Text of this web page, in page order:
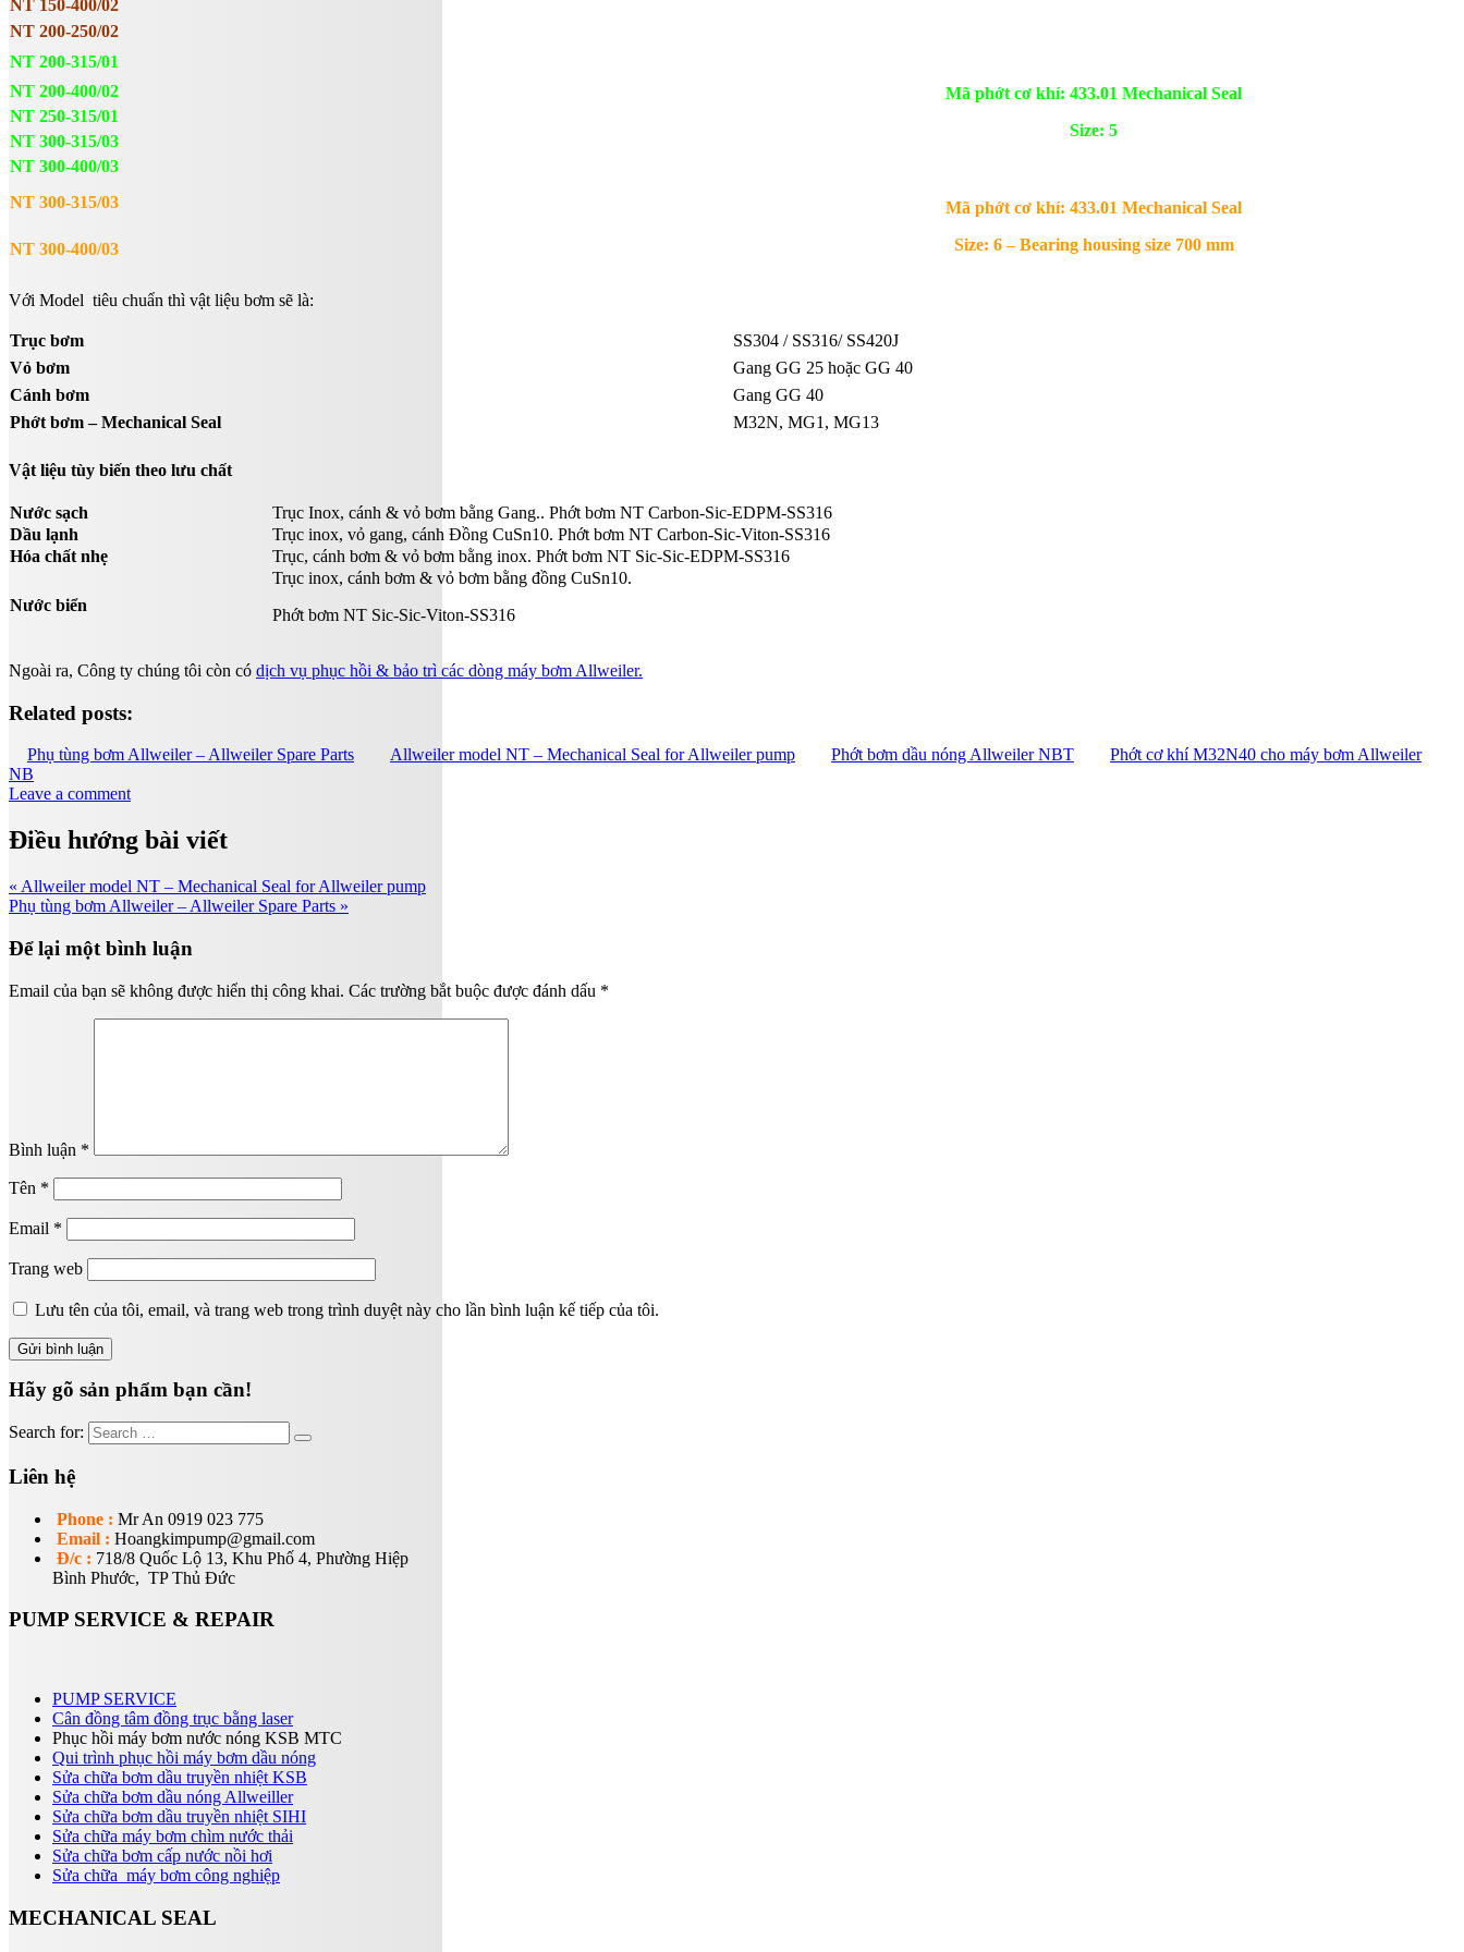
NT 150-400/02
NT 200-250/02
NT 200-315/01
Mã phớt cơ khí: 433.01 Mechanical Seal
Size: 5
NT 200-400/02
NT 250-315/01
NT 300-315/03
NT 300-400/03
NT 300-315/03
Mã phớt cơ khí: 433.01 Mechanical Seal
Size: 6 – Bearing housing size 700 mm
NT 300-400/03
Với Model tiêu chuẩn thì vật liệu bơm sẽ là:
Trục bơm
SS304 / SS316/ SS420J
Vỏ bơm
Gang GG 25 hoặc GG 40
Cánh bơm
Gang GG 40
Phớt bơm – Mechanical Seal
M32N, MG1, MG13
Vật liệu tùy biến theo lưu chất
Nước sạch
Trục Inox, cánh & vỏ bơm bằng Gang.. Phớt bơm NT Carbon-Sic-EDPM-SS316
Dầu lạnh
Trục inox, vỏ gang, cánh Đồng CuSn10. Phớt bơm NT Carbon-Sic-Viton-SS316
Hóa chất nhẹ
Trục, cánh bơm & vỏ bơm bằng inox. Phớt bơm NT Sic-Sic-EDPM-SS316
Nước biển
Trục inox, cánh bơm & vỏ bơm bằng đồng CuSn10.
Phớt bơm NT Sic-Sic-Viton-SS316
Ngoài ra, Công ty chúng tôi còn có dịch vụ phục hồi & bảo trì các dòng máy bơm Allweiler.
Related posts:
Phụ tùng bơm Allweiler – Allweiler Spare Parts Allweiler model NT – Mechanical Seal for Allweiler pump Phớt bơm dầu nóng Allweiler NBT
Phớt cơ khí M32N40 cho máy bơm Allweiler
NB
Leave a comment
Điều hướng bài viết
« Allweiler model NT – Mechanical Seal for Allweiler pump
Phụ tùng bơm Allweiler – Allweiler Spare Parts »
Để lại một bình luận
Email của bạn sẽ không được hiển thị công khai. Các trường bắt buộc được đánh dấu *
Bình luận *
Tên *
Email *
Trang web
Lưu tên của tôi, email, và trang web trong trình duyệt này cho lần bình luận kế tiếp của tôi.
Hãy gõ sản phẩm bạn cần!
Search for:
Liên hệ
Phone : Mr An 0919 023 775
Email : Hoangkimpump@gmail.com
Đ/c : 718/8 Quốc Lộ 13, Khu Phố 4, Phường Hiệp
Bình Phước, TP Thủ Đức
PUMP SERVICE & REPAIR
PUMP SERVICE
Cân đồng tâm đồng trục bằng laser
Phục hồi máy bơm nước nóng KSB MTC
Qui trình phục hồi máy bơm dầu nóng
Sửa chữa bơm dầu truyền nhiệt KSB
Sửa chữa bơm dầu nóng Allweiller
Sửa chữa bơm dầu truyền nhiệt SIHI
Sửa chữa máy bơm chìm nước thải
Sửa chữa bơm cấp nước nồi hơi
Sửa chữa máy bơm công nghiệp
MECHANICAL SEAL